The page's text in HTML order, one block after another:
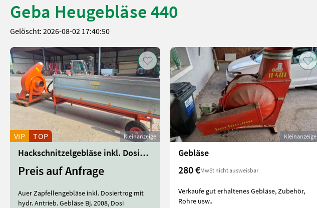
Geba Heugebläse 440
Gelöscht: 2026-08-02 17:40:50
Kleinanzeige
VIP TOP
Hackschnitzelgebläse inkl. Dosiertrog
Preis auf Anfrage
Auer Zapfellengebläse inkl. Dosiertrog mit
hydr. Antrieb. Gebläse Bj. 2008, Dosi
Kleinanzeige
Gebläse
280 €MwSt nicht ausweisbar
Verkaufe gut erhaltenes Gebläse, Zubehör,
Rohre usw..